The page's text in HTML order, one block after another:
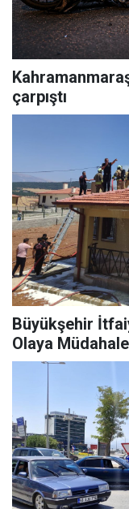
çarpıştı
Büyükşehir
Olaya